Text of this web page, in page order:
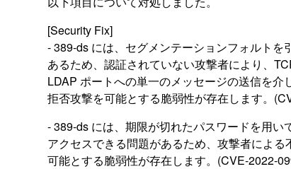
[Security Fix]
- 389-ds には、セグメンテーションフォルトを
あるため、認証されていない攻撃者により、
LDAP ポートへの単一のメッセージの送信を介
拒否攻撃を可能とする脆弱性が存在します。
- 389-ds には、期限が切れたパスワードを用い
アクセスできる問題があるため、攻撃者による
可能とする脆弱性が存在します。(CVE-2022-